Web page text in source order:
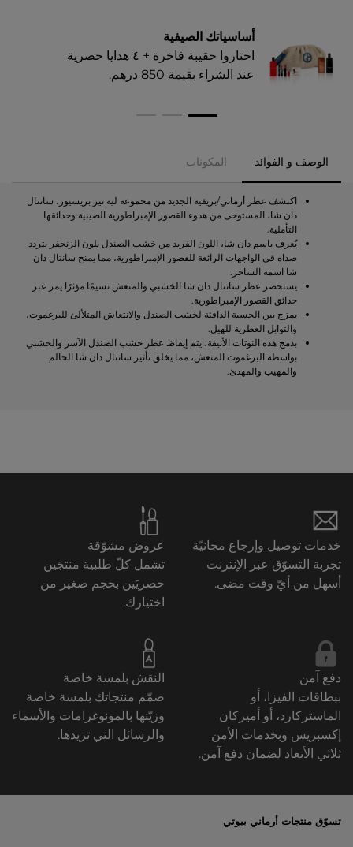
أساسياتك الصيفية
اختاروا حقيبة فاخرة + ٤ هدايا حصرية
عند الشراء بقيمة 850 درهم.​
الوصف و الفوائد المكونات
اكتشف عطر أرماني/بريفيه الجديد من مجموعة ليه تير بريسيوز، سانتال
دان شا، المستوحى من هدوء القصور الإمبراطورية الصينية وحدائقها
التأملية.
يُعرف باسم دان شا، اللون الفريد من خشب الصندل بلون الزنجفر يتردد
صداه في الواجهات الرائعة للقصور الإمبراطورية، مما يمنح سانتال دان
شا اسمه الساحر.
يستحضر عطر سانتال دان شا الخشبي والمنعش نسيمًا مؤثرًا يمر عبر
حدائق القصور الإمبراطورية.
يمزج بين الحسية الدافئة لخشب الصندل والانتعاش المتلألئ للبرغموت،
والتوابل العطرية للهيل.
بدمج هذه النوتات الأنيقة، يتم إيقاظ عطر خشب الصندل الآسر والخشبي
بواسطة البرغموت المنعش، مما يخلق تأثير سانتال دان شا الحالم
والمهيب والمهدئ.
خدمات توصيل وإرجاع مجانيّة
تجربة التسوّق عبر الإنترنت
أسهل من أيّ وقت مضى.
عروض مشوّقة
تشمل كلّ طلبية منتجَين
حصريَين بحجم صغير من
اختيارك.
دفع آمن
ببطاقات الفيزا، أو
الماستركارد، أو أميركان
إكسبريس وبخدمات الأمن
ثلاثي الأبعاد لضمان دفع آمن.
النقش بلمسة خاصة
صمّم منتجاتك بلمسة خاصة
وزيّنها بالمونوغرامات والأسماء
والرسائل التي تريدها.
تسوّق منتجات أرماني بيوتي